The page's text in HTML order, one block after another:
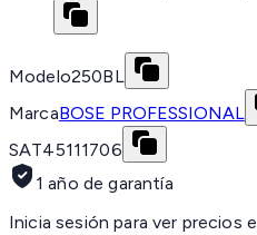
Modelo250BL
MarcaBOSE PROFESSIONAL
SAT45111706
1 año de garantía
Inicia sesión para ver precios